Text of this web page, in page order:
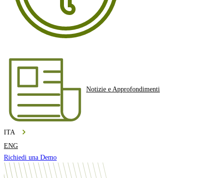
Notizie e Approfondimenti
ITA
ENG
Richiedi una Demo